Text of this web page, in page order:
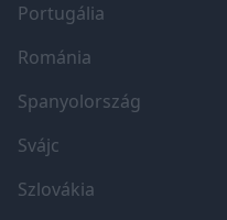
Portugália
Románia
Spanyolország
Svájc
Szlovákia